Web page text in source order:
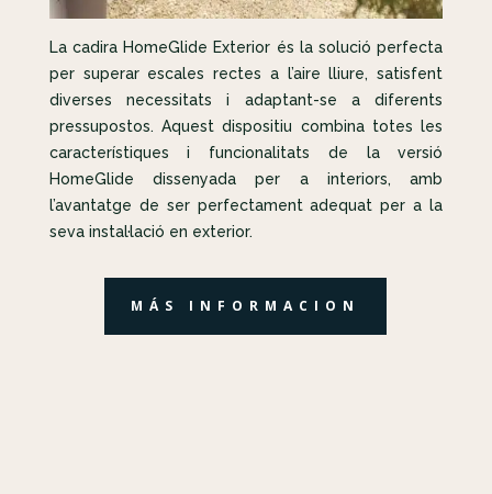
La cadira HomeGlide Exterior és la solució perfecta
per superar escales rectes a l’aire lliure, satisfent
diverses necessitats i adaptant-se a diferents
pressupostos. Aquest dispositiu combina totes les
característiques i funcionalitats de la versió
HomeGlide dissenyada per a interiors, amb
l’avantatge de ser perfectament adequat per a la
seva instal·lació en exterior.
MÁS INFORMACION